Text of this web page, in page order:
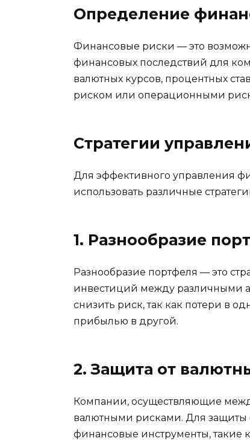
Определение
Финансовые риски — это
финансовых последствий для
валютных курсов, процентных
риском или операционными
Стратегии
Для эффективного управления
использовать различные
1. Разнообразие
Разнообразие портфеля — это
инвестиций между различными
снизить риск, так как потери в
прибылью в другой.
2. Защита от
Компании, осуществляющие
валютными рисками. Для защиты
финансовые инструменты, такие